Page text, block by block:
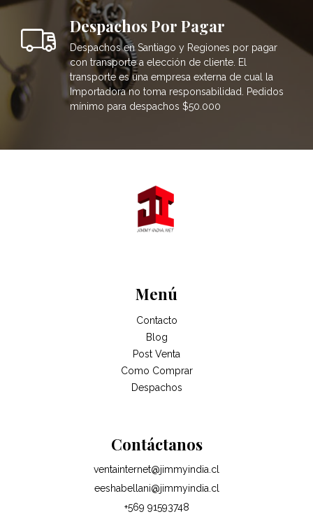
Despachos Por Pagar
Despachos en Santiago y Regiones por pagar
con transporte a elección de cliente. El
transporte es una empresa externa de cual la
Importadora no toma responsabilidad. Pedidos
mínimo para despachos $50.000
Menú
Contacto
Blog
Post Venta
Como Comprar
Despachos
Contáctanos
ventainternet@jimmyindia.cl
eeshabellani@jimmyindia.cl
+569 91593748